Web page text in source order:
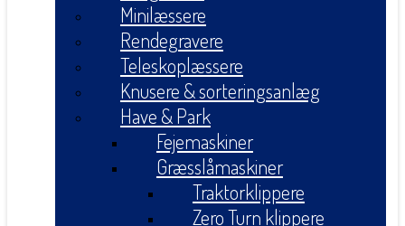
Minilæssere
Rendegravere
Teleskoplæssere
Knusere & sorteringsanlæg
Have & Park
Fejemaskiner
Græsslåmaskiner
Traktorklippere
Zero Turn klippere